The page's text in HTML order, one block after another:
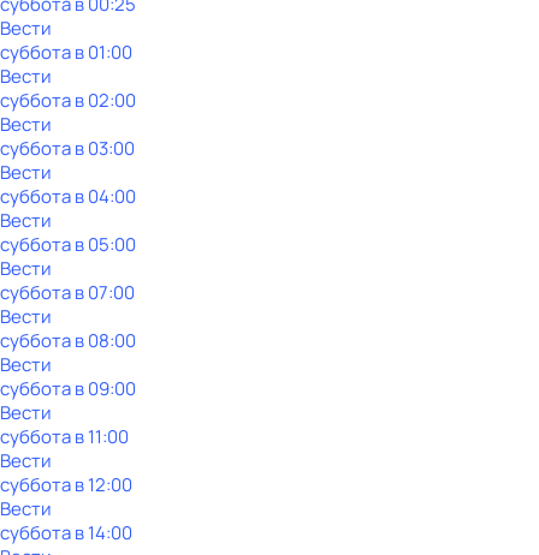
Вести
субботав01:00
Вести
субботав02:00
Вести
субботав03:00
Вести
субботав04:00
Вести
субботав05:00
Вести
субботав07:00
Вести
субботав08:00
Вести
субботав09:00
Вести
субботав11:00
Вести
субботав12:00
Вести
субботав14:00